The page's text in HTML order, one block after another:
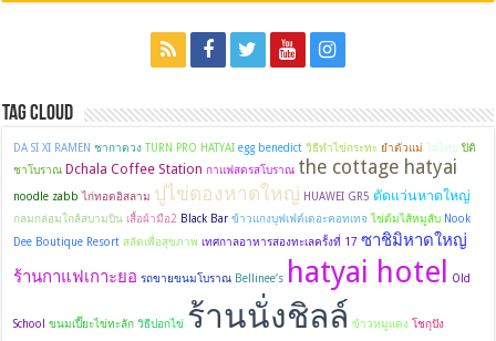
Tag Cloud
DA SI XI RAMEN ชากาตวง TURN PRO HATYAI egg benedict วิธีทำไข่กระทะ ยำตัวแม่ ไผ่ไทย ปิติ
ชาโบราณ Dchala Coffee Station กาแฟสดรสโบราณ the cottage hatyai
noodle zabb ไก่ทอดอิสลาม ปูไข่ดองหาดใหญ่ HUAWEI GR5 ตัดแว่นหาดใหญ่
กลมกล่อมใกล้สบามบิน เสื้อผ้ามือ2 Black Bar ข้าวแกงบุฟเฟ่ต์เดอะคอทเทจ ไข่ต้มไส้หมูสับ Nook
Dee Boutique Resort สลัดเพื่อสุขภาพ เทศกาลอาหารสองทะเลครั้งที่ 17 ซาชิมิหาดใหญ่
ร้านกาแฟเกาะยอ รถขายขนมโบราณ Bellinee’s hatyai hotel Old
School ขนมเปี๊ยะไข่ทะลัก วิธีปอกไข่ ร้านนั่งชิลล์ ข้าวหมูแดง โชกุปัง